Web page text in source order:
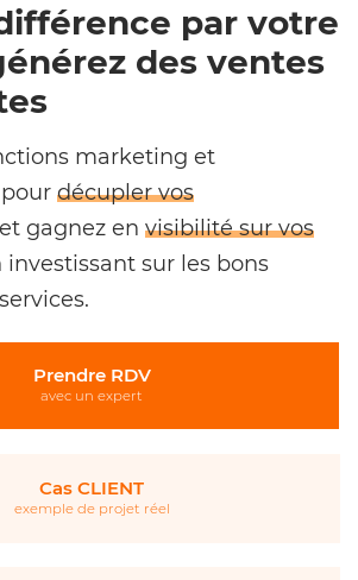
par votre
des ventes
marketing et
décupler vos
et gagnez en visibilité sur vos
investissant sur les bons
Prendre RDV
avec un expert
Cas CLIENT
exemple de projet réel